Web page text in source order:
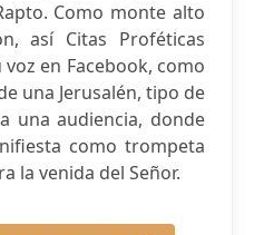
Como monte alto
así Citas Proféticas
en Facebook, como
una Jerusalén, tipo de
una audiencia, donde
como trompeta
la venida del Señor.